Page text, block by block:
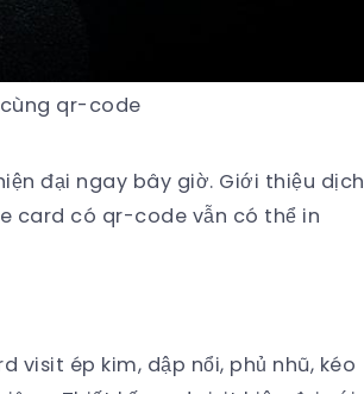
qr-code
đại ngay bây giờ. Giới thiệu dịch
card có qr-code vẫn có thể in
visit ép kim, dập nổi, phủ nhũ, kéo